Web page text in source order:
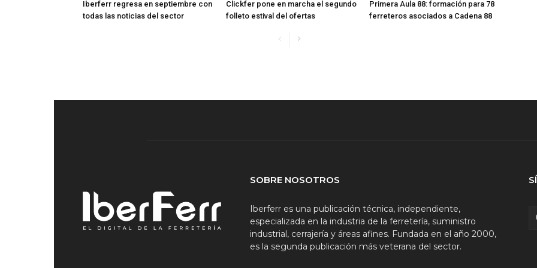
Iberferr regresa en septiembre con
todas las noticias del sector
Clickfer pone en marcha el segundo
folleto estival del ofertas
Primera Aula 88: formación para 78
ferreteros asociados a Cadena 88
SOBRE NOSOTROS
Iberferr es una publicación técnica, independiente,
especializada en la industria de la ferretería, suministro
industrial, cerrajería y áreas afines. Fundada en el año 2000,
es la segunda publicación más veterana del sector.